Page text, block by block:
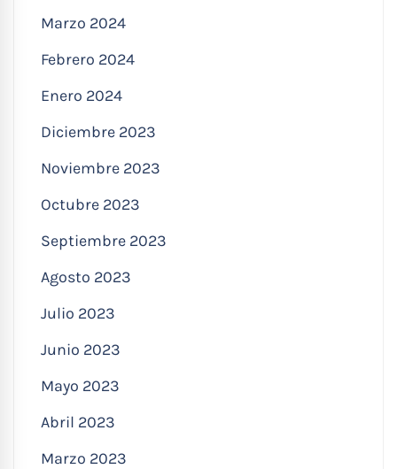
Marzo 2024
Febrero 2024
Enero 2024
Diciembre 2023
Noviembre 2023
Octubre 2023
Septiembre 2023
Agosto 2023
Julio 2023
Junio 2023
Mayo 2023
Abril 2023
Marzo 2023